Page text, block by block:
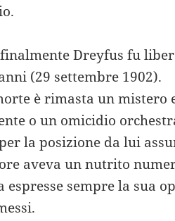
Dreyfus fu
(29 settembre 1902).
è rimasta un mistero
o un omicidio
la posizione da lui
aveva un nutrito
espresse sempre la sua